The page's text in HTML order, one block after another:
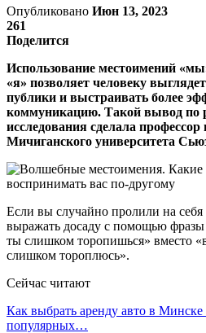
Опубликовано Июн 13, 2023
261
Поделится
Использование местоимений
«я» позволяет человеку
публики и выстраивать более
коммуникацию. Такой вывод по
исследования сделала профессор
Мичиганского университета
Если вы случайно пролили на
выражать досаду с помощью фразы
ты слишком торопишься» вместо
слишком тороплюсь».
Сейчас читают
Как выбрать аренду авто в Минске
популярных…